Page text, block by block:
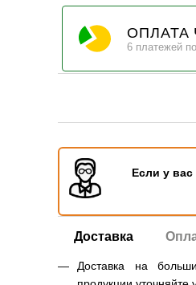
ОПЛАТА
6 платежей
Если у
Доставка
Доставка на